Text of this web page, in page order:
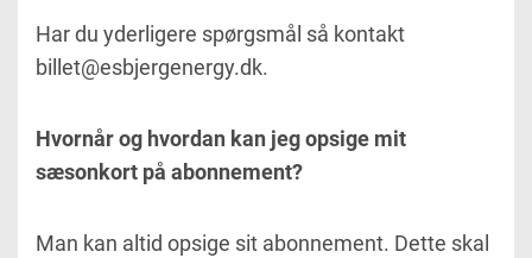
Har du yderligere spørgsmål så kontakt
billet@esbjergenergy.dk.
Hvornår og hvordan kan jeg opsige mit
sæsonkort på abonnement?
Man kan altid opsige sit abonnement. Dette skal